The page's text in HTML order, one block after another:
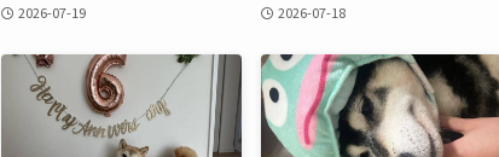
2026-07-19 2026-07-18